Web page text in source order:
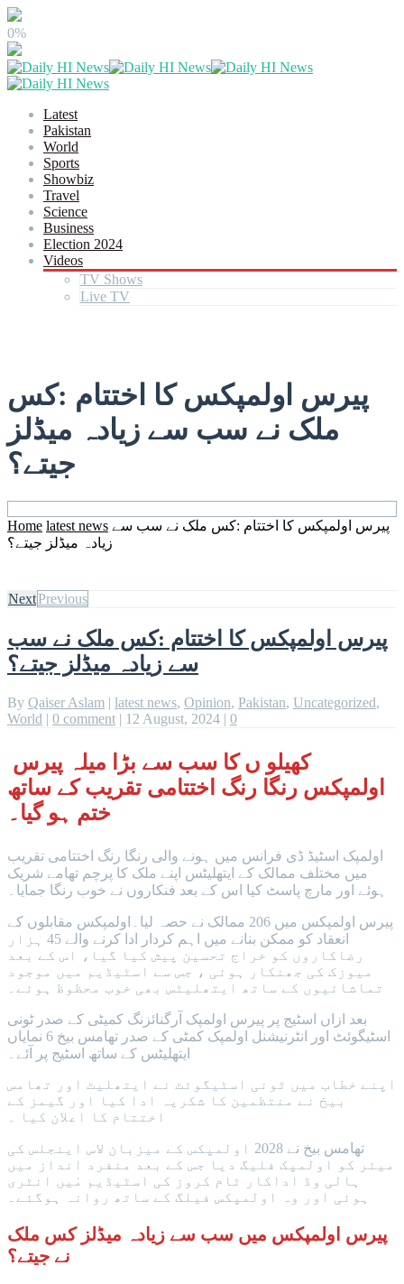
0%
Latest
Pakistan
World
Sports
Showbiz
Travel
Science
Business
Election 2024
Videos
TV Shows
Live TV
پیرس اولمپکس کا اختتام :کس
ملک نے سب سے زیادہ میڈلز
جیتے؟
Home latest news پیرس اولمپکس کا اختتام :کس ملک نے سب سے
زیادہ میڈلز جیتے؟
NextPrevious
پیرس اولمپکس کا اختتام :کس ملک نے سب
سے زیادہ میڈلز جیتے؟
By Qaiser Aslam | latest news, Opinion, Pakistan, Uncategorized,
World | 0 comment | 12 August, 2024 | 0
اولمپکس رنگا رنگ اختتامی تقریب کے ساتھ
ختم ہو گیا۔
اولمپک اسٹیڈ ڈی فرانس میں ہونے والی رنگا رنگ اختتامی تقریب
میں مختلف ممالک کے ایتھلیٹس اپنے ملک کا پرچم تھامے شریک
ہوئے اور مارچ پاسٹ کیا اس کے بعد فنکاروں نے خوب رنگا جمایا۔
پیرس اولمپکس میں 206 ممالک نے حصہ لیا۔اولمپکس مقابلوں کے
انعقاد کو ممکن بنانے میں اہم کردار ادا کرنے والے 45 ہزار
رضاکاروں کو خراج تحسین پیش کیا گیا، اس کے بعد
میوزک کی جھنکار ہوئی ، جس سے اسٹیڈیم میں موجود
تماشائیوں کے ساتھ ایتھلیٹس بھی خوب محظوظ ہوئے۔
بعد ازاں اسٹیج پر پیرس اولمپک آرگنائزنگ کمیٹی کے صدر ٹونی
اسٹیگوئٹ اور انٹرنیشنل اولمپک کمٹی کے صدر تھامس بیخ 6 نمایاں
ایتھلیٹس کے ساتھ اسٹیج پر آئے۔
اپنے خطاب میں ٹونی اسٹیگوئٹ نے ایتھلیٹ اور تھامس
بیخ نے منتظمین کا شکریہ ادا کیا اور گیمز کے
اختتام کا اعلان کیا ۔
تھامس بیخ نے 2028 اولمپکس کے میزبان لاس اینجلس کی
میئر کو اولمپک فلیگ دیا جس کے بعد منفرد انداز میں
ہالی وڈ اداکار ٹام کروز کی اسٹیڈیم مٰیں انٹری
ہوئی اور وہ اولمپکس فیلگ کے ساتھ روانہ ہوگئے۔
پیرس اولمپکس میں سب سے زیادہ میڈلز کس ملک
نے جیتے؟